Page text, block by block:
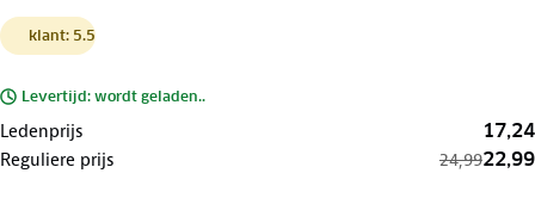
klant: 5.5
Levertijd: wordt geladen..
Ledenprijs 17,24
Reguliere prijs 24,9922,99